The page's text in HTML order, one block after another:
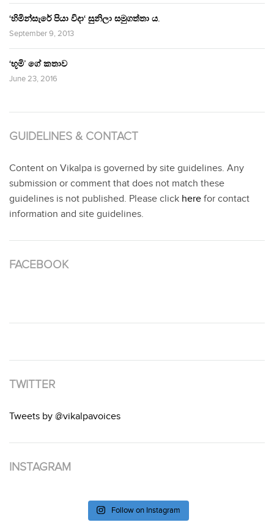
‘හිමින්සැරේ පියා විදා‘ සුනිලා සමුගත්තා ය.
September 9, 2013
‘භූමි’ ගේ කතාව
June 23, 2016
GUIDELINES & CONTACT
Content on Vikalpa is governed by site guidelines. Any
submission or comment that does not match these
guidelines is not published. Please click here for contact
information and site guidelines.
FACEBOOK
TWITTER
Tweets by @vikalpavoices
INSTAGRAM
Follow on Instagram